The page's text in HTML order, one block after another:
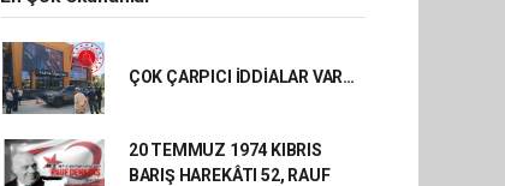
ÇOK ÇARPICI İDDİALAR VAR…
20 TEMMUZ 1974 KIBRIS
BARIŞ HAREKÂTI 52, RAUF